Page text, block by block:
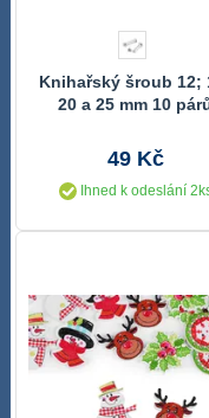
Knihařský šroub 12;
20 a 25 mm 10
49 Kč
Ihned k odeslání